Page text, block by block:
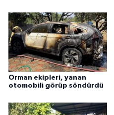
Orman ekipleri, yanan
otomobili görüp söndürdü